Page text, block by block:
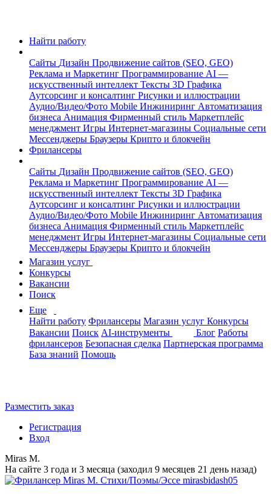
Найти работу
Сайты Дизайн Продвижение сайтов (SEO, GEO)
Реклама и Маркетинг Программирование AI —
искусственный интеллект Тексты 3D Графика
Аутсорсинг и консалтинг Рисунки и иллюстрации
Аудио/Видео/Фото Mobile Инжиниринг Автоматизация
бизнеса Анимация Фирменный стиль Маркетплейс
менеджмент Игры Интернет-магазины Социальные сети
Мессенджеры Браузеры Крипто и блокчейн
Фрилансеры
Сайты Дизайн Продвижение сайтов (SEO, GEO)
Реклама и Маркетинг Программирование AI —
искусственный интеллект Тексты 3D Графика
Аутсорсинг и консалтинг Рисунки и иллюстрации
Аудио/Видео/Фото Mobile Инжиниринг Автоматизация
бизнеса Анимация Фирменный стиль Маркетплейс
менеджмент Игры Интернет-магазины Социальные сети
Мессенджеры Браузеры Крипто и блокчейн
Магазин услуг
Конкурсы
Вакансии
Поиск
Еще
Найти работу Фрилансеры Магазин услуг Конкурсы
Вакансии Поиск AI-инструменты Блог Работы
фрилансеров Безопасная сделка Партнерская программа
База знаний Помощь
Разместить заказ
Регистрация
Вход
Miras M.
На сайте 3 года и 3 месяца (заходил 9 месяцев 21 день назад)